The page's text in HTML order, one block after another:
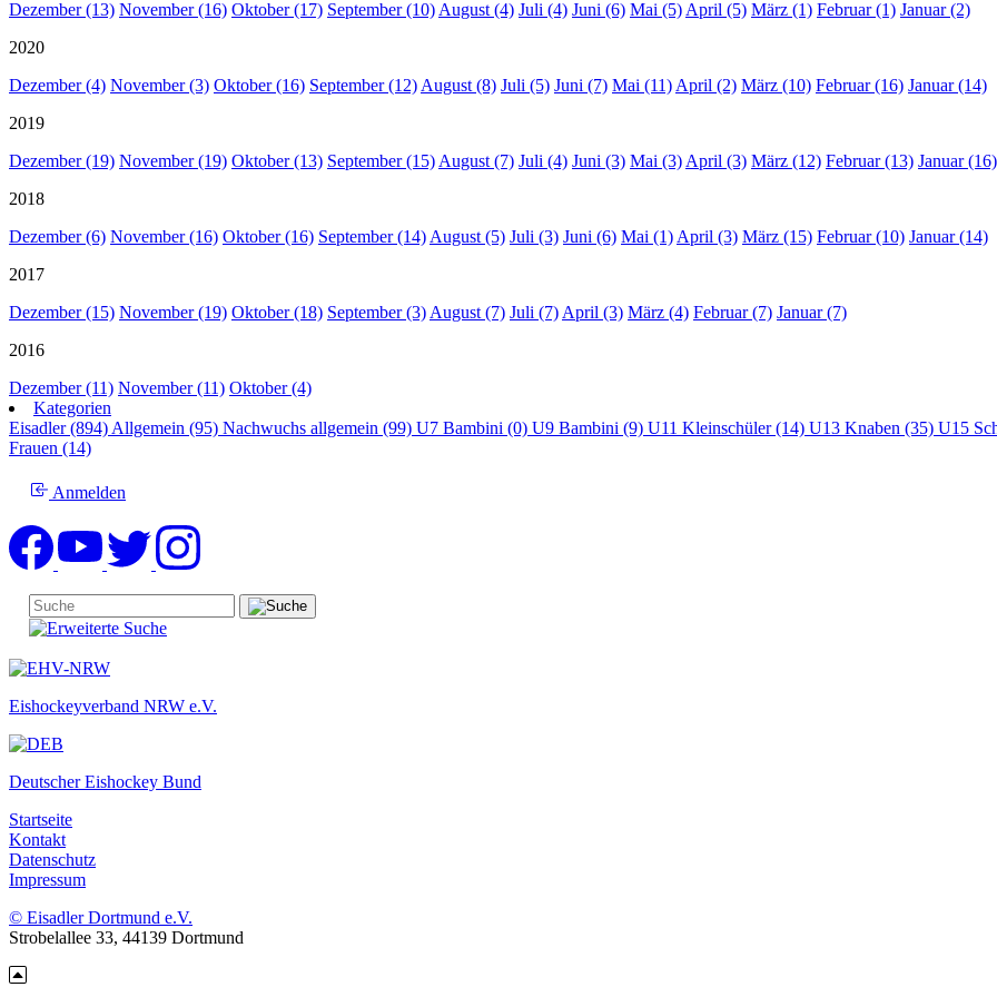
Dezember (13) November (16) Oktober (17) September (10) August (4) Juli (4) Juni (6) Mai (5) April (5) März (1) Februar (1) Januar (2)
2020
Dezember (4) November (3) Oktober (16) September (12) August (8) Juli (5) Juni (7) Mai (11) April (2) März (10) Februar (16) Januar (14)
2019
Dezember (19) November (19) Oktober (13) September (15) August (7) Juli (4) Juni (3) Mai (3) April (3) März (12) Februar (13) Januar (16)
2018
Dezember (6) November (16) Oktober (16) September (14) August (5) Juli (3) Juni (6) Mai (1) April (3) März (15) Februar (10) Januar (14)
2017
Dezember (15) November (19) Oktober (18) September (3) August (7) Juli (7) April (3) März (4) Februar (7) Januar (7)
2016
Dezember (11) November (11) Oktober (4)
Kategorien
Eisadler (894) Allgemein (95) Nachwuchs allgemein (99) U7 Bambini (0) U9 Bambini (9) U11 Kleinschüler (14) U13 Knaben (35) U15
Frauen (14)
Anmelden
Eishockeyverband NRW e.V.
Deutscher Eishockey Bund
Startseite
Kontakt
Datenschutz
Impressum
© Eisadler Dortmund e.V.
Strobelallee 33, 44139 Dortmund